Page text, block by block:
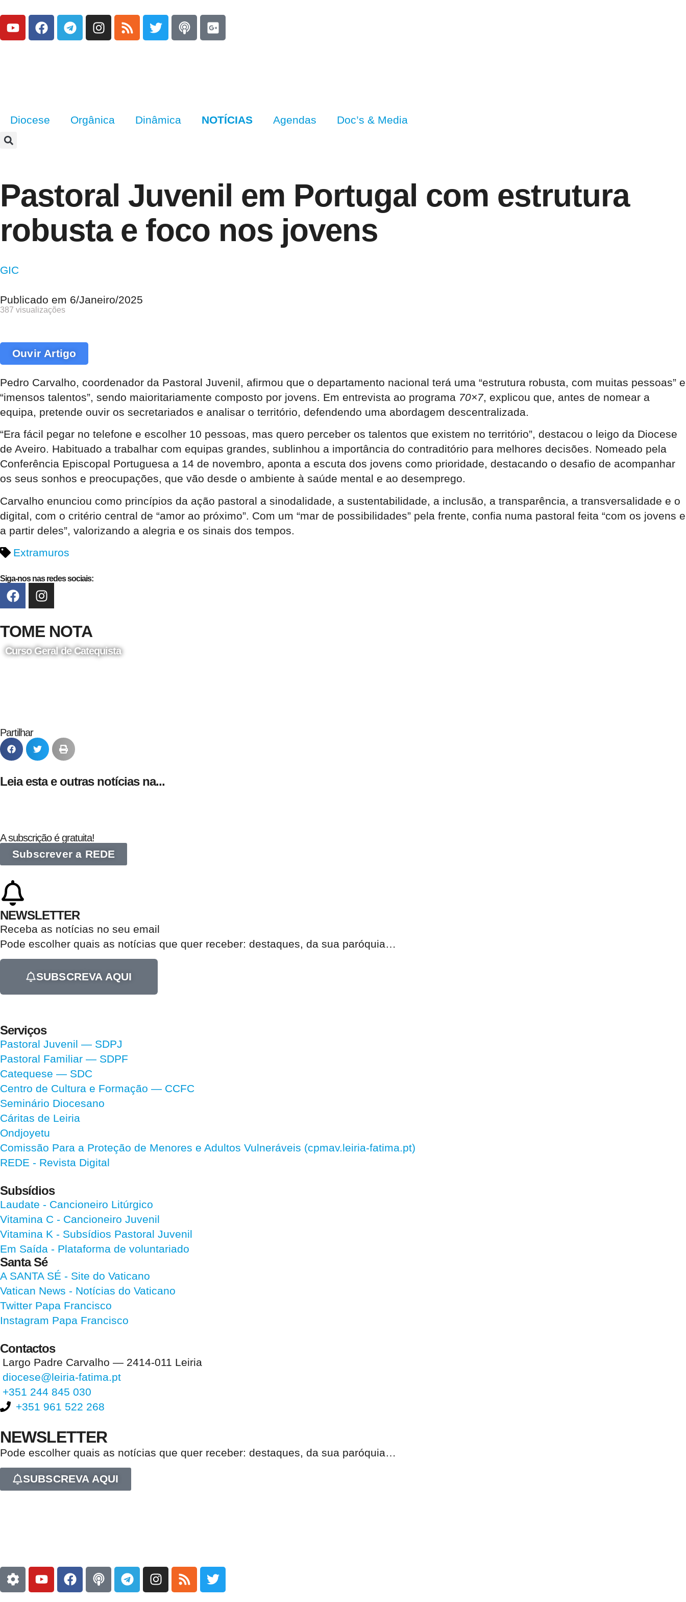
Diocese Orgânica Dinâmica NOTÍCIAS Agendas Doc’s & Media
Pastoral Juvenil em Portugal com estrutura
robusta e foco nos jovens
GIC
Publicado em 6/Janeiro/2025
387 visualizações
Ouvir Artigo
Pedro Carvalho, coordenador da Pastoral Juvenil, afirmou que o departamento nacional terá uma “estrutura robusta, com muitas pessoas” e
“imensos talentos”, sendo maioritariamente composto por jovens. Em entrevista ao programa 70×7, explicou que, antes de nomear a
equipa, pretende ouvir os secretariados e analisar o território, defendendo uma abordagem descentralizada.
“Era fácil pegar no telefone e escolher 10 pessoas, mas quero perceber os talentos que existem no território”, destacou o leigo da Diocese
de Aveiro. Habituado a trabalhar com equipas grandes, sublinhou a importância do contraditório para melhores decisões. Nomeado pela
Conferência Episcopal Portuguesa a 14 de novembro, aponta a escuta dos jovens como prioridade, destacando o desafio de acompanhar
os seus sonhos e preocupações, que vão desde o ambiente à saúde mental e ao desemprego.
Carvalho enunciou como princípios da ação pastoral a sinodalidade, a sustentabilidade, a inclusão, a transparência, a transversalidade e o
digital, com o critério central de “amor ao próximo”. Com um “mar de possibilidades” pela frente, confia numa pastoral feita “com os jovens e
a partir deles”, valorizando a alegria e os sinais dos tempos.
Extramuros
Siga-nos nas redes sociais:
TOME NOTA
Curso Geral de Catequista
Partilhar
Leia esta e outras notícias na...
A subscrição é gratuita!
Subscrever a REDE
NEWSLETTER
Receba as notícias no seu email​
Pode escolher quais as notícias que quer receber: destaques, da sua paróquia…
SUBSCREVA AQUI
Serviços
Pastoral Juvenil — SDPJ
Pastoral Familiar — SDPF
Catequese — SDC
Centro de Cultura e Formação — CCFC
Seminário Diocesano
Cáritas de Leiria
Ondjoyetu
Comissão Para a Proteção de Menores e Adultos Vulneráveis (cpmav.leiria-fatima.pt)
REDE - Revista Digital
Subsídios
Laudate - Cancioneiro Litúrgico
Vitamina C - Cancioneiro Juvenil
Vitamina K - Subsídios Pastoral Juvenil
Em Saída - Plataforma de voluntariado
Santa Sé
A SANTA SÉ - Site do Vaticano
Vatican News - Notícias do Vaticano
Twitter Papa Francisco
Instagram Papa Francisco
Contactos
Largo Padre Carvalho — 2414-011 Leiria
diocese@leiria-fatima.pt
+351 244 845 030
+351 961 522 268
NEWSLETTER
Pode escolher quais as notícias que quer receber: destaques, da sua paróquia…
SUBSCREVA AQUI